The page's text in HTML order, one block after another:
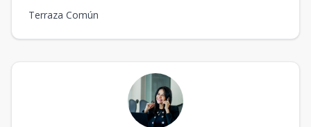
Terraza Común